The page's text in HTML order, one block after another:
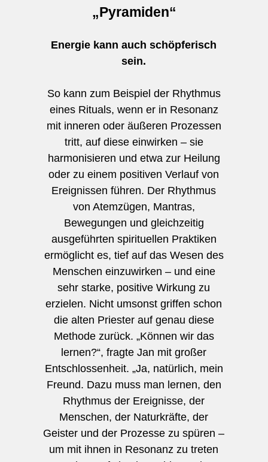
Energie kann auch schöpferisch
sein.
So kann zum Beispiel der Rhythmus
eines Rituals, wenn er in Resonanz
mit inneren oder äußeren Prozessen
tritt, auf diese einwirken – sie
harmonisieren und etwa zur Heilung
oder zu einem positiven Verlauf von
Ereignissen führen. Der Rhythmus
von Atemzügen, Mantras,
Bewegungen und gleichzeitig
ausgeführten spirituellen Praktiken
ermöglicht es, tief auf das Wesen des
Menschen einzuwirken – und eine
sehr starke, positive Wirkung zu
erzielen. Nicht umsonst griffen schon
die alten Priester auf genau diese
Methode zurück. „Können wir das
lernen?“, fragte Jan mit großer
Entschlossenheit. „Ja, natürlich, mein
Freund. Dazu muss man lernen, den
Rhythmus der Ereignisse, der
Menschen, der Naturkräfte, der
Geister und der Prozesse zu spüren –
um mit ihnen in Resonanz zu treten
„Pyramiden“